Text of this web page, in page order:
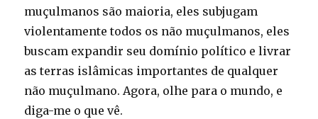
muçulmanos são maioria, eles subjugam
violentamente todos os não muçulmanos, eles
buscam expandir seu domínio político e livrar
as terras islâmicas importantes de qualquer
não muçulmano. Agora, olhe para o mundo, e
diga-me o que vê.